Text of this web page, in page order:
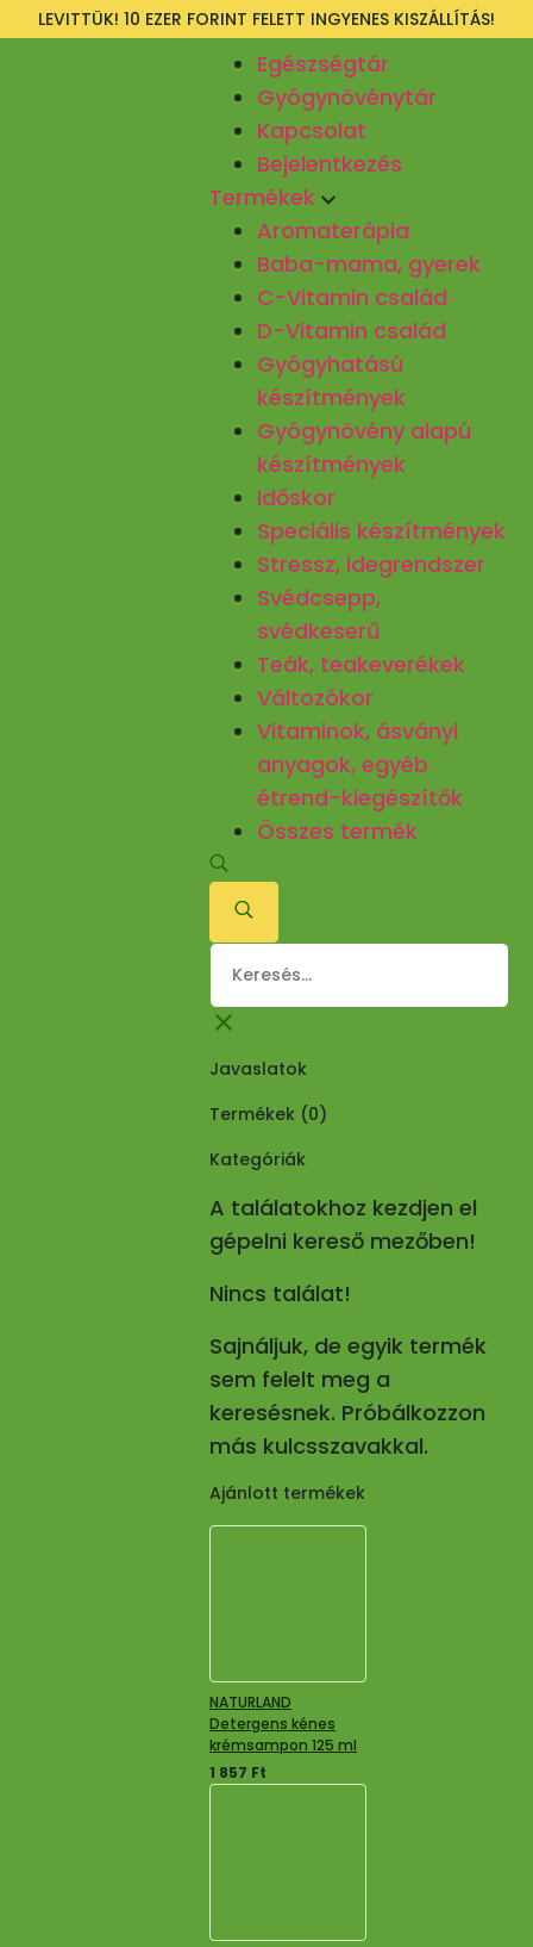
LEVITTÜK! 10 EZER FORINT FELETT INGYENES KISZÁLLÍTÁS!
Egészségtár
Gyógynövénytár
Kapcsolat
Bejelentkezés
Termékek
Aromaterápia
Baba-mama, gyerek
C-Vitamin család
D-Vitamin család
Gyógyhatású
készítmények
Gyógynövény alapú
készítmények
Időskor
Speciális készítmények
Stressz, idegrendszer
Svédcsepp,
svédkeserű
Teák, teakeverékek
Változókor
Vitaminok, ásványi
anyagok, egyéb
étrend-kiegészítők
Összes termék
Javaslatok
Termékek (0)
Kategóriák
A találatokhoz kezdjen el
gépelni kereső mezőben!
Nincs találat!
Sajnáljuk, de egyik termék
sem felelt meg a
keresésnek. Próbálkozzon
más kulcsszavakkal.
Ajánlott termékek
NATURLAND
Detergens kénes
krémsampon 125 ml
1 857 Ft